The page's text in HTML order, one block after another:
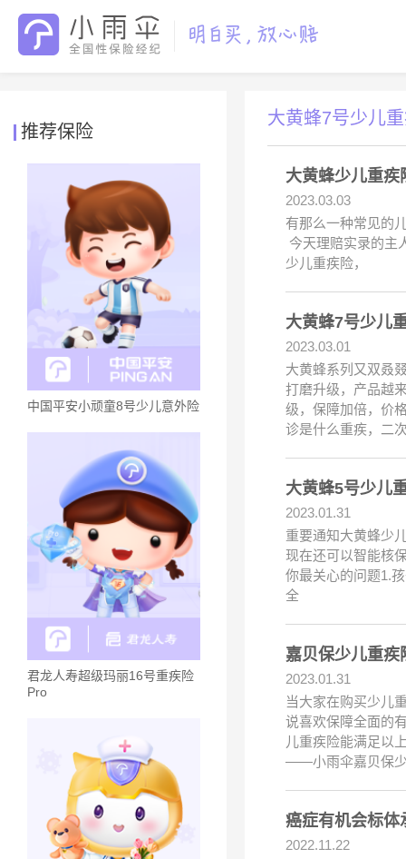
推荐保险
中国平安小顽童8号少儿意外险
君龙人寿超级玛丽16号重疾险
Pro
大黄蜂7号少儿
大黄蜂少儿重疾
2023.03.03
有那么一种常见
今天理赔实录的主
少儿重疾险，
大黄蜂7号少儿
2023.03.01
大黄蜂系列又双叒
打磨升级，产品越
级，保障加倍，价
诊是什么重疾，二
大黄蜂5号少儿
2023.01.31
重要通知大黄蜂少
现在还可以智能核
你最关心的问题1.
全
嘉贝保少儿重
2023.01.31
当大家在购买少儿
说喜欢保障全面的
儿重疾险能满足以
——小雨伞嘉贝保
癌症有机会标体
2022.11.22